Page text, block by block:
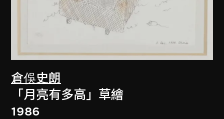
倉俁史朗
「月亮有多高」草繪
1986